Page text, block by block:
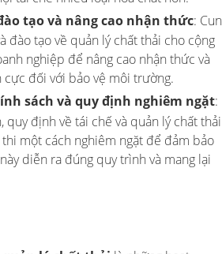
tạo và nâng cao nhận thức:
đào tạo về quản lý chất thải cho cộng
nghiệp để nâng cao nhận thức và
cực đối với bảo vệ môi trường.
sách và quy định nghiêm ngặt:
quy định về tái chế và quản lý chất thải
một cách nghiêm ngặt để đảm bảo
diễn ra đúng quy trình và mang lại